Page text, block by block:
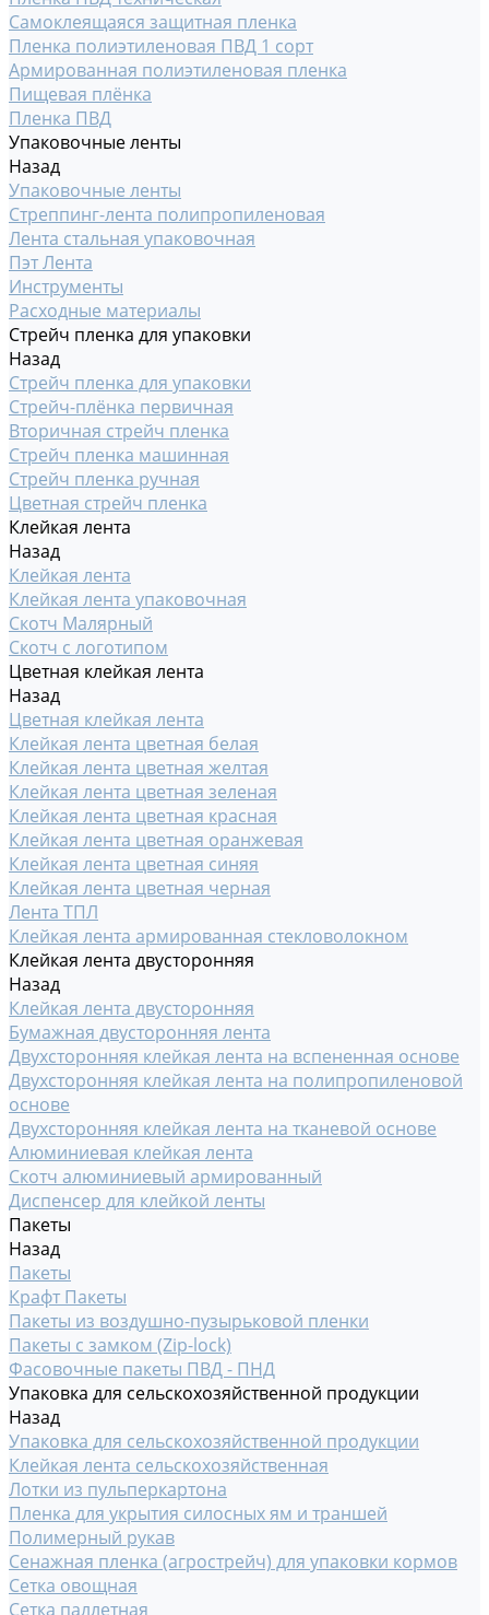
Самоклеящаяся защитная пленка
Пленка полиэтиленовая ПВД 1 сорт
Армированная полиэтиленовая пленка
Пищевая плёнка
Пленка ПВД
Упаковочные ленты
Назад
Упаковочные ленты
Стреппинг-лента полипропиленовая
Лента стальная упаковочная
Пэт Лента
Инструменты
Расходные материалы
Стрейч пленка для упаковки
Назад
Стрейч пленка для упаковки
Стрейч-плёнка первичная
Вторичная стрейч пленка
Стрейч пленка машинная
Стрейч пленка ручная
Цветная стрейч пленка
Клейкая лента
Назад
Клейкая лента
Клейкая лента упаковочная
Скотч Малярный
Скотч с логотипом
Цветная клейкая лента
Назад
Цветная клейкая лента
Клейкая лента цветная белая
Клейкая лента цветная желтая
Клейкая лента цветная зеленая
Клейкая лента цветная красная
Клейкая лента цветная оранжевая
Клейкая лента цветная синяя
Клейкая лента цветная черная
Лента ТПЛ
Клейкая лента армированная стекловолокном
Клейкая лента двусторонняя
Назад
Клейкая лента двусторонняя
Бумажная двусторонняя лента
Двухсторонняя клейкая лента на вспененная основе
Двухсторонняя клейкая лента на полипропиленовой
основе
Двухсторонняя клейкая лента на тканевой основе
Алюминиевая клейкая лента
Скотч алюминиевый армированный
Диспенсер для клейкой ленты
Пакеты
Назад
Пакеты
Крафт Пакеты
Пакеты из воздушно-пузырьковой пленки
Пакеты с замком (Zip-lock)
Фасовочные пакеты ПВД - ПНД
Упаковка для сельскохозяйственной продукции
Назад
Упаковка для сельскохозяйственной продукции
Клейкая лента сельскохозяйственная
Лотки из пульперкартона
Пленка для укрытия силосных ям и траншей
Полимерный рукав
Сенажная пленка (агрострейч) для упаковки кормов
Сетка овощная
Сетка паллетная